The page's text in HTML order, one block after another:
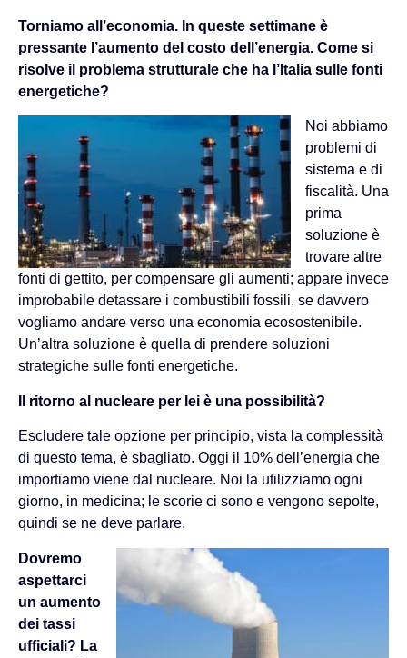
Torniamo all’economia. In queste settimane è
pressante l’aumento del costo dell’energia. Come si
risolve il problema strutturale che ha l’Italia sulle fonti
energetiche?
Noi abbiamo
problemi di
sistema e di
fiscalità. Una
prima
soluzione è
trovare altre
fonti di gettito, per compensare gli aumenti; appare invece
improbabile detassare i combustibili fossili, se davvero
vogliamo andare verso una economia ecosostenibile.
Un’altra soluzione è quella di prendere soluzioni
strategiche sulle fonti energetiche.
Il ritorno al nucleare per lei è una possibilità?
Escludere tale opzione per principio, vista la complessità
di questo tema, è sbagliato. Oggi il 10% dell’energia che
importiamo viene dal nucleare. Noi la utilizziamo ogni
giorno, in medicina; le scorie ci sono e vengono sepolte,
quindi se ne deve parlare.
Dovremo
aspettarci
un aumento
dei tassi
ufficiali? La